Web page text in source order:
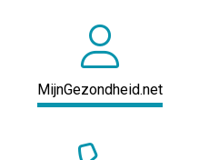
MijnGezondheid.net